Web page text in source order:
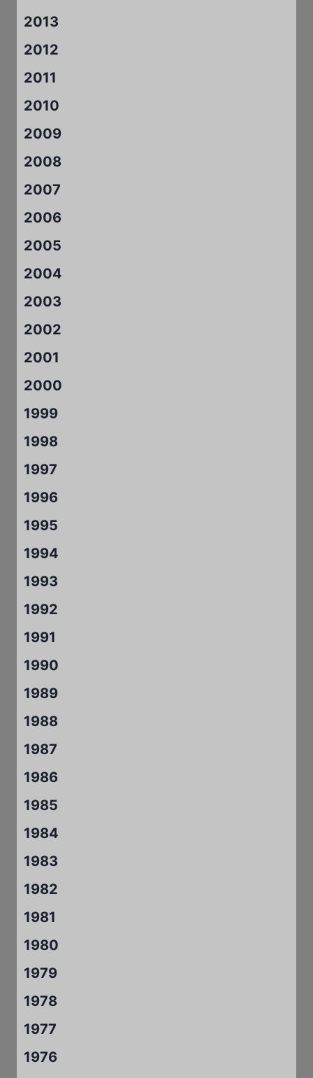
2013
2012
2011
2010
2009
2008
2007
2006
2005
2004
2003
2002
2001
2000
1999
1998
1997
1996
1995
1994
1993
1992
1991
1990
1989
1988
1987
1986
1985
1984
1983
1982
1981
1980
1979
1978
1977
1976